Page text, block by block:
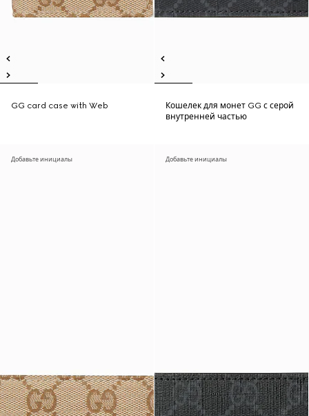
GG card case with Web
Кошелек для монет GG с серой
внутренней частью
Добавьте инициалы Добавьте инициалы